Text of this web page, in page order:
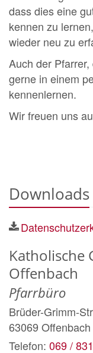
dass dies eine
kennen zu
wieder neu zu
Auch der
gerne in einem
kennenlernen.
Wir freuen uns
Downloads
Katholische
Offenbach
Pfarrbüro
Brüder-Grimm-
63069 Offenbach
Telefon: 069 /